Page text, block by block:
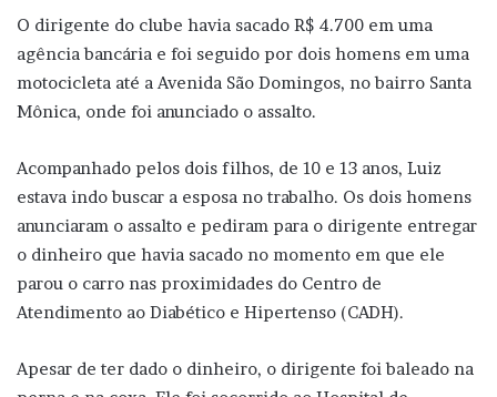
O dirigente do clube havia sacado R$ 4.700 em uma
agência bancária e foi seguido por dois homens em uma
motocicleta até a Avenida São Domingos, no bairro Santa
Mônica, onde foi anunciado o assalto.
Acompanhado pelos dois filhos, de 10 e 13 anos, Luiz
estava indo buscar a esposa no trabalho. Os dois homens
anunciaram o assalto e pediram para o dirigente entregar
o dinheiro que havia sacado no momento em que ele
parou o carro nas proximidades do Centro de
Atendimento ao Diabético e Hipertenso (CADH).
Apesar de ter dado o dinheiro, o dirigente foi baleado na